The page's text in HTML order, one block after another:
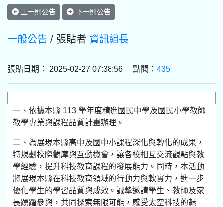
上一則公告 下一則公告
一般公告 / 張貼者 資訊組長
張貼日期： 2025-02-27 07:38:56 點閱： 435
一、依據本縣 113 學年度精進國民中學及國民小學教師
教學專業與課程品質計畫辦理。
二、為展現本縣高中及國中小課程深化與轉化的成果，
特規劃校際觀摩與互動機會，讓各校相互交流觀點與教
學經驗，提升科技教育課程的發展能力。同時，本活動
將展現本縣在科技教育領域的行動力與軟實力，進一步
優化學生的學習品質與成效。誠摯邀請學生、教師及家
長踴躍參與，共同探索無限可能，感受太空科技的魅